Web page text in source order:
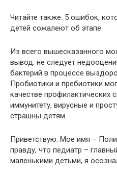
Читайте также: 5 ошибок,
детей сожалеют об этапе
Из всего вышесказанного
вывод: не следует
бактерий в процессе
Пробиотики и пребиотики
качестве профилактических
иммунитету, вирусные и
страшны детям.
Приветствую. Мое имя –
правду, что педиатр –
маленькими детьми, я